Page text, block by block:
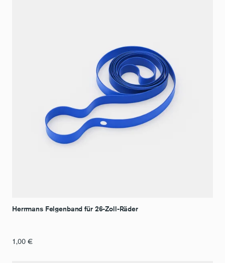
Herrmans Felgenband für 26-Zoll-Räder
1,00 €